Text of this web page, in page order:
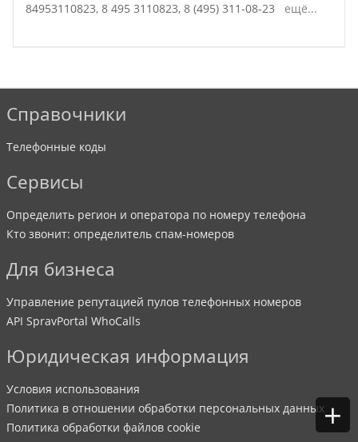
+
84953110823, 8 495 3110823, 8 (495) 311-08-23 ещё...
Справочники
Телефонные коды
Сервисы
Определить регион и оператора по номеру телефона
Кто звонит: определитель спам-номеров
Для бизнеса
Управление репутацией пулов телефонных номеров
API SpravPortal WhoCalls
Юридическая информация
Условия использования
Политика в отношении обработки персональных данных
Политика обработки файлов cookie